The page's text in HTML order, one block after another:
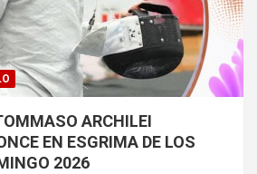
ARCHILEI
EN ESGRIMA DE LOS
2026